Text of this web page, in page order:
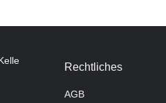
Rechtliches
AGB